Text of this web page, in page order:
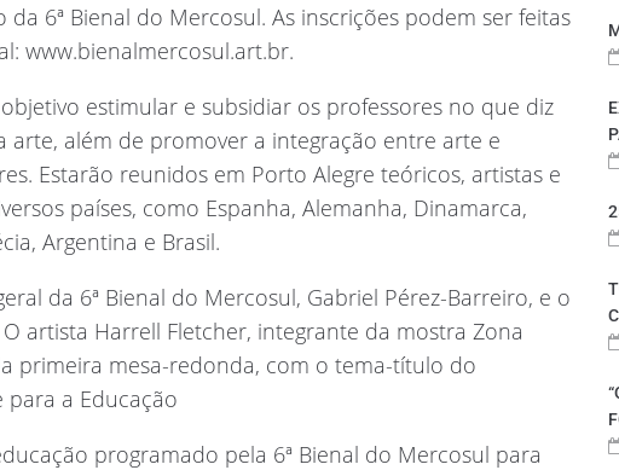
6ª Bienal do Mercosul. As inscrições podem ser feitas
www.bienalmercosul.art.br.
estimular e subsidiar os professores no que diz
arte, além de promover a integração entre arte e
Estarão reunidos em Porto Alegre teóricos, artistas e
países, como Espanha, Alemanha, Dinamarca,
Argentina e Brasil.
da 6ª Bienal do Mercosul, Gabriel Pérez-Barreiro, e o
artista Harrell Fletcher, integrante da mostra Zona
primeira mesa-redonda, com o tema-título do
a Educação
programado pela 6ª Bienal do Mercosul para